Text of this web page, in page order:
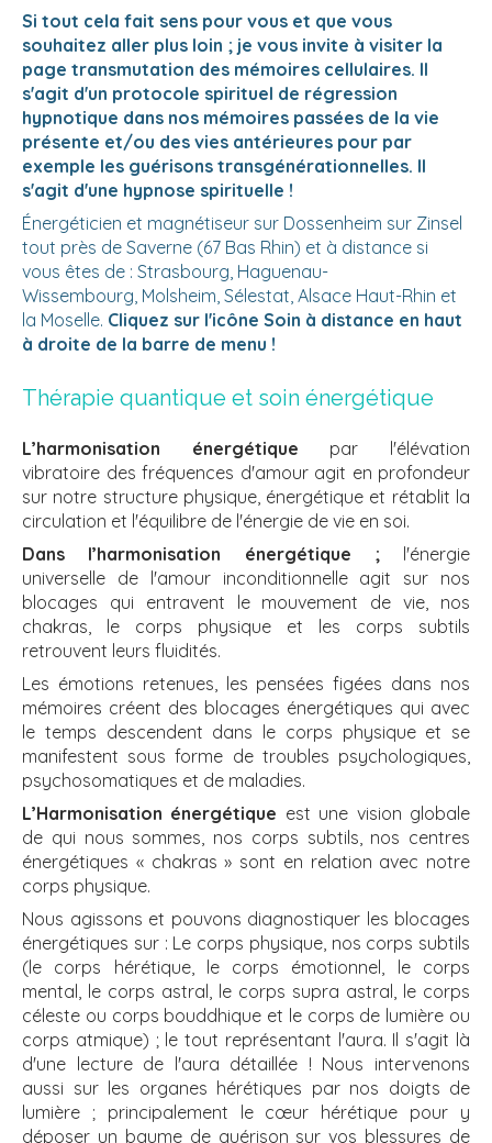
Si tout cela fait sens pour vous et que vous
souhaitez aller plus loin ; je vous invite à visiter la
page transmutation des mémoires cellulaires. Il
s'agit d'un protocole spirituel de régression
hypnotique dans nos mémoires passées de la vie
présente et/ou des vies antérieures pour par
exemple les guérisons transgénérationnelles. Il
s'agit d'une hypnose spirituelle !
Énergéticien et magnétiseur sur Dossenheim sur Zinsel
tout près de Saverne (67 Bas Rhin) et à distance si
vous êtes de : Strasbourg, Haguenau-
Wissembourg, Molsheim, Sélestat, Alsace Haut-Rhin et
la Moselle. Cliquez sur l'icône Soin à distance en haut
à droite de la barre de menu !
Thérapie quantique et soin énergétique
L’harmonisation énergétique par l'élévation
vibratoire des fréquences d'amour agit en profondeur
sur notre structure physique, énergétique et rétablit la
circulation et l'équilibre de l'énergie de vie en soi.
Dans l’harmonisation énergétique ; l'énergie
universelle de l'amour inconditionnelle agit sur nos
blocages qui entravent le mouvement de vie, nos
chakras, le corps physique et les corps subtils
retrouvent leurs fluidités.
Les émotions retenues, les pensées figées dans nos
mémoires créent des blocages énergétiques qui avec
le temps descendent dans le corps physique et se
manifestent sous forme de troubles psychologiques,
psychosomatiques et de maladies.
L’Harmonisation énergétique est une vision globale
de qui nous sommes, nos corps subtils, nos centres
énergétiques « chakras » sont en relation avec notre
corps physique.
Nous agissons et pouvons diagnostiquer les blocages
énergétiques sur : Le corps physique, nos corps subtils
(le corps hérétique, le corps émotionnel, le corps
mental, le corps astral, le corps supra astral, le corps
céleste ou corps bouddhique et le corps de lumière ou
corps atmique) ; le tout représentant l'aura. Il s'agit là
d'une lecture de l'aura détaillée ! Nous intervenons
aussi sur les organes hérétiques par nos doigts de
lumière ; principalement le cœur hérétique pour y
déposer un baume de guérison sur vos blessures de